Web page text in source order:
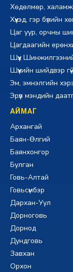
Хөдөлмөр,
Хүүхэд, гэр
Цаг уур, орчны
Цагдаагийн
Шүүх
Шүүхийн шийдвэр
Эм, эмнэлгийн
Эрүүл мэндийн
АЙМАГ
Архангай
Баян-Өлгий
Баянхонгор
Булган
Говь-Алтай
Говьсүмбэр
Дархан-Уул
Дорноговь
Дорнод
Дундговь
Завхан
Орхон